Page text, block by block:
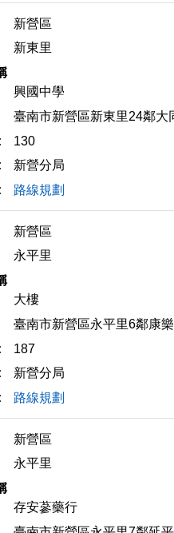
新營區
新東里
興國中學
臺南市新營區新東里24鄰大
130
新營分局
路線規劃
新營區
永平里
大樓
臺南市新營區永平里6鄰康
187
新營分局
路線規劃
新營區
永平里
存安蔘藥行